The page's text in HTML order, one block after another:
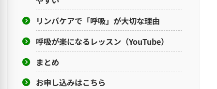
リンパケアで「呼吸」が大切な理由
呼吸が楽になるレッスン（YouTube）
まとめ
お申し込みはこちら